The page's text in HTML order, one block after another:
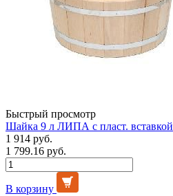
Быстрый просмотр
Шайка 9 л ЛИПА с пласт. вставкой
1 914 руб.
1 799.16 руб.
В корзину